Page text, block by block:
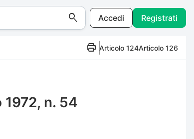
Accedi Registrati
Articolo 124Articolo 126
n. 54